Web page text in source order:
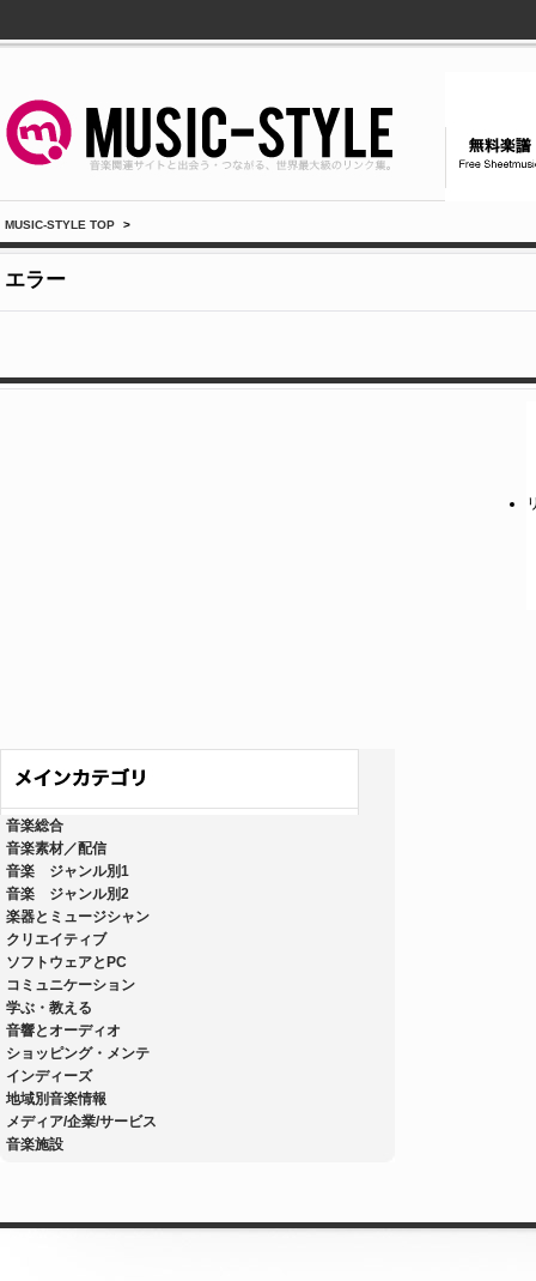
MUSIC-STYLE TOP >
エラー
音楽総合
音楽素材／配信
音楽 ジャンル別1
音楽 ジャンル別2
楽器とミュージシャン
クリエイティブ
ソフトウェアとPC
コミュニケーション
学ぶ・教える
音響とオーディオ
ショッピング・メンテ
インディーズ
地域別音楽情報
メディア/企業/サービス
音楽施設